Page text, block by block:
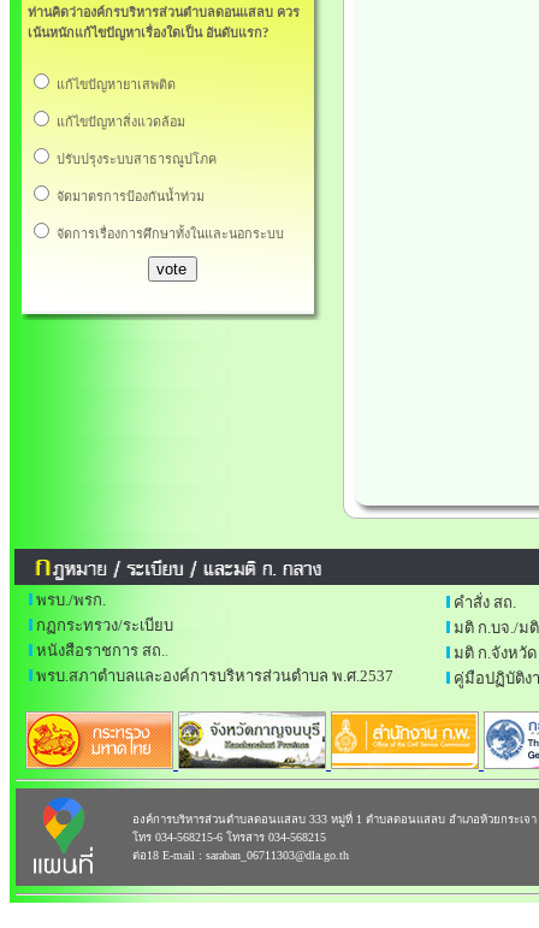
ท่านคิดว่าองค์กรบริหารส่วนตำบลดอนแสลบ ควร
เน้นหนักแก้ไขปัญหาเรื่องใดเป็น อันดับแรก?
แก้ไขปัญหายาเสพติด
แก้ไขปัญหาสิ่งแวดล้อม
ปรับปรุงระบบสาธารณูปโภค
จัดมาตรการป้องกันน้ำท่วม
จัดการเรื่องการศึกษาทั้งในและนอกระบบ
พรบ./พรก.
กฏกระทรวง/ระเบียบ
หนังสือราชการ สถ..
พรบ.สภาตำบลและองค์การบริหารส่วนตำบล พ.ศ.2537
คำสั่ง สถ.
มติ ก.บจ./ม
มติ ก.จังหวัด
คู่มือปฏิบัติง
องค์การบริหารส่วนตำบลดอนแสลบ 333 หมู่ที่ 1 ตำบลดอนแสลบ อำเภอห้วยกระเจ
โทร 034-568215-6 โทรสาร 034-568215
ต่อ18 E-mail : saraban_06711303@dla.go.th